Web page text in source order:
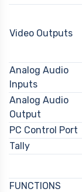
Video Outputs
Analog Audio
Inputs
Analog Audio
Output
PC Control Port
Tally
FUNCTIONS